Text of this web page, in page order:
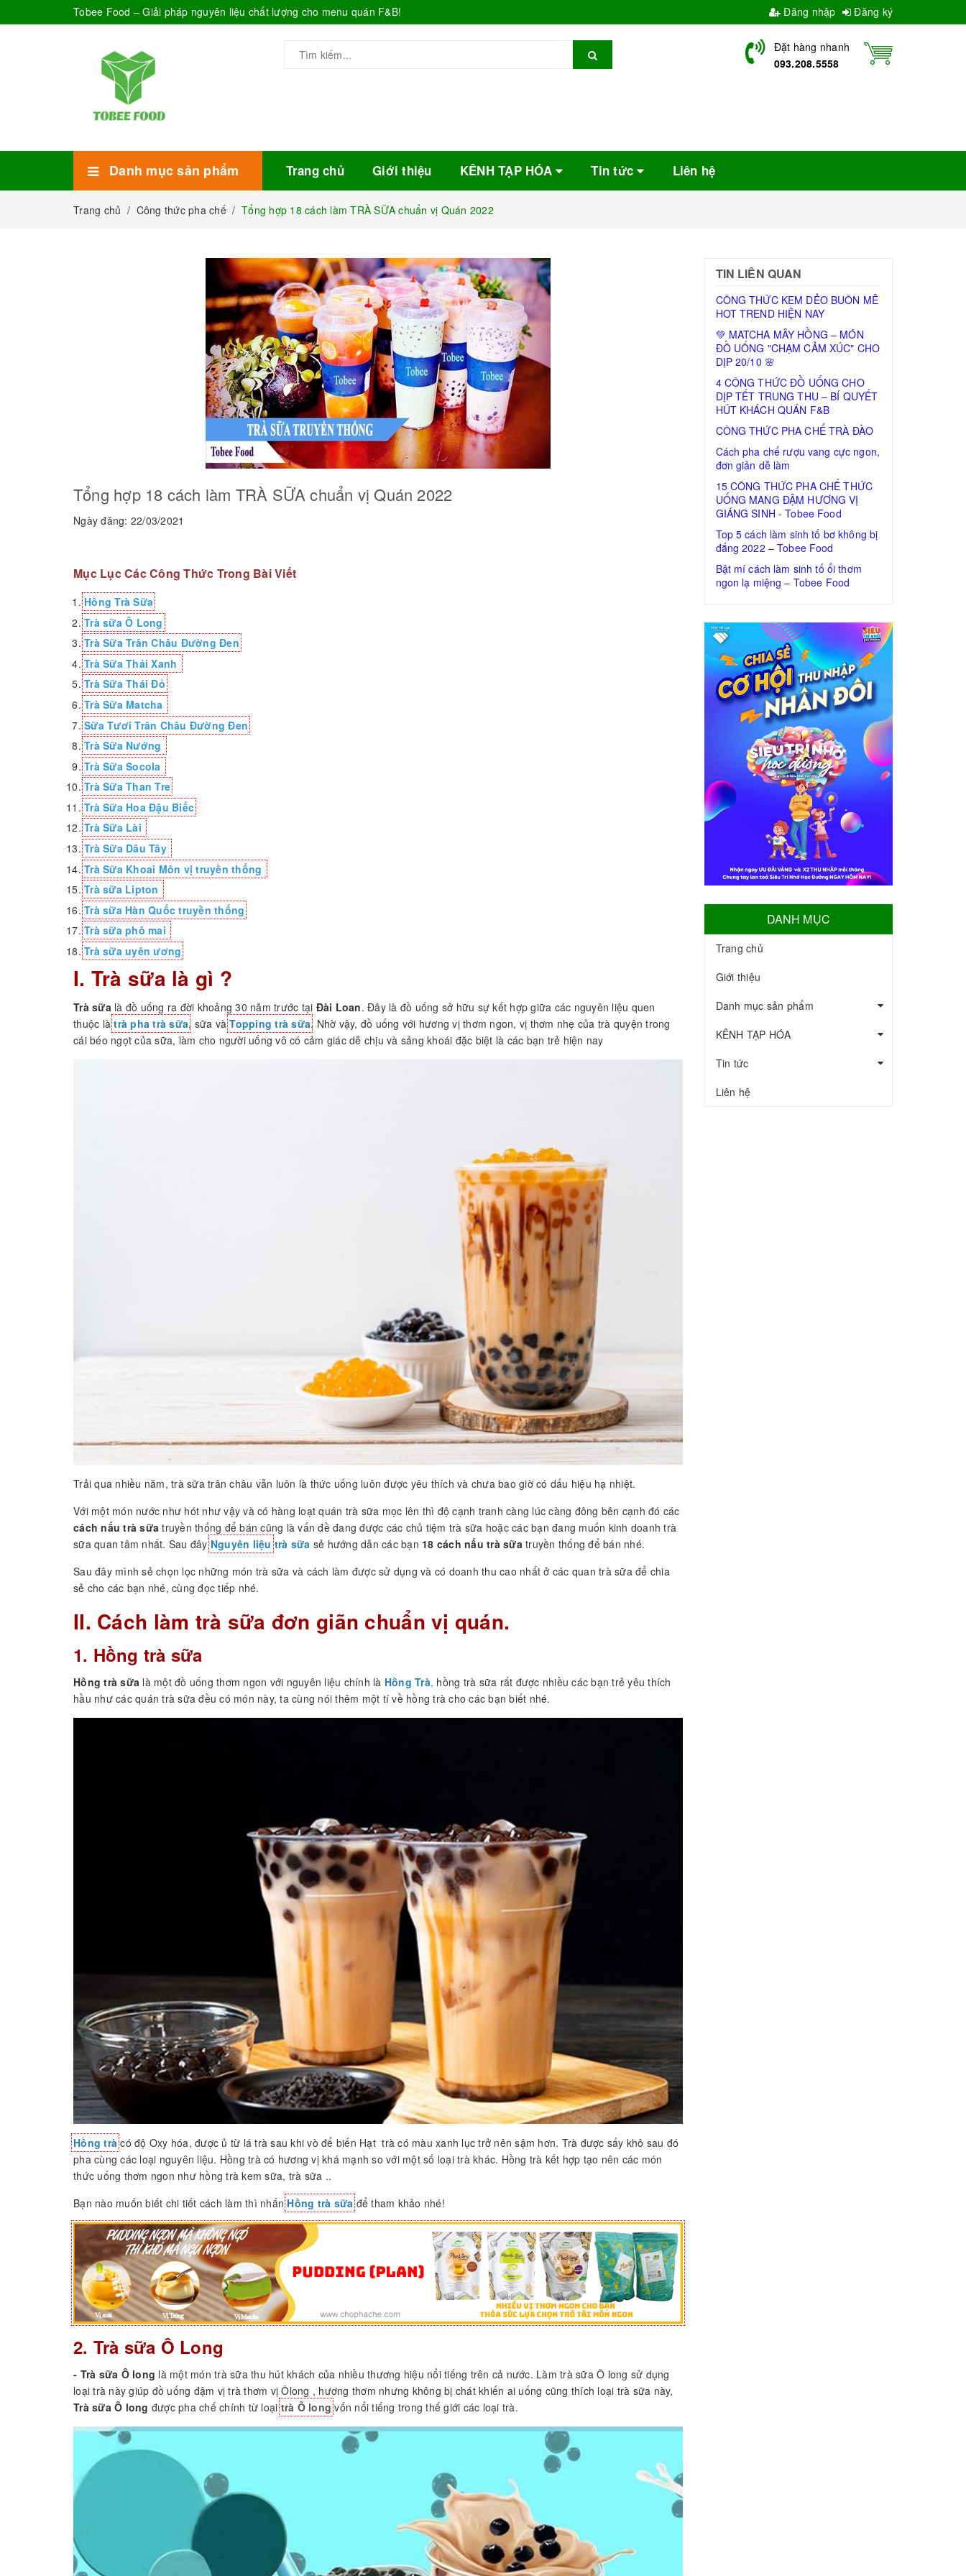
Tobee Food – Giải pháp nguyên liệu chất lượng cho menu quán F&B! Đăng nhập Đăng ký
Đặt hàng nhanh
093.208.5558
Danh mục sản phẩm Trang chủ Giới thiệu KÊNH TẠP HÓA Tin tức Liên hệ
Trang chủ / Công thức pha chế / Tổng hợp 18 cách làm TRÀ SỮA chuẩn vị Quán 2022
Tổng hợp 18 cách làm TRÀ SỮA chuẩn vị Quán 2022
Ngày đăng: 22/03/2021
Mục Lục Các Công Thức Trong Bài Viết
Hồng Trà Sữa
Trà sữa Ô Long
Trà Sữa Trân Châu Đường Đen
Trà Sữa Thái Xanh
Trà Sữa Thái Đỏ
Trà Sữa Matcha
Sữa Tươi Trân Châu Đường Đen
Trà Sữa Nướng
Trà Sữa Socola
Trà Sữa Than Tre
Trà Sữa Hoa Đậu Biếc
Trà Sữa Lài
Trà Sữa Dâu Tây
Trà Sữa Khoai Môn vị truyền thống
Trà sữa Lipton
Trà sữa Hàn Quốc truyền thống
Trà sữa phô mai
Trà sữa uyên ương
I. Trà sữa là gì ?
Trà sữa là đồ uống ra đời khoảng 30 năm trước tại Đài Loan. Đây là đồ uống sở hữu sự kết hợp giữa các nguyên liệu quen
thuộc làtrà pha trà sữa, sữa vàTopping trà sữa. Nhờ vậy, đồ uống với hương vị thơm ngon, vị thơm nhẹ của trà quyện trong
cái béo ngọt của sữa, làm cho người uống vô có cảm giác dễ chịu và sảng khoái đặc biệt là các bạn trẻ hiện nay
Trải qua nhiều năm, trà sữa trân châu vẫn luôn là thức uống luôn được yêu thích và chưa bao giờ có dấu hiệu hạ nhiệt.
Với một món nước như hót như vậy và có hàng loạt quán trà sữa mọc lên thì độ cạnh tranh càng lúc càng đông bên cạnh đó các
cách nấu trà sữa truyền thống để bán cũng là vấn đề đang được các chủ tiệm trà sữa hoặc các bạn đang muốn kinh doanh trà
sữa quan tâm nhất. Sau đâyNguyên liệu trà sữa sẻ hướng dẫn các bạn 18 cách nấu trà sữatruyền thống để bán nhé.
Sau đây mình sẻ chọn lọc những món trà sữa và cách làm được sử dụng và có doanh thu cao nhất ở các quan trà sữa để chia
sẻ cho các bạn nhé, cùng đọc tiếp nhé.
II. Cách làm trà sữa đơn giãn chuẩn vị quán.
1. Hồng trà sữa
Hồng trà sữa là một đồ uống thơm ngon với nguyên liệu chính là Hồng Trà, hồng trà sữa rất được nhiều các bạn trẻ yêu thích
hầu như các quán trà sữa đều có món này, ta cùng nói thêm một tí về hồng trà cho các bạn biết nhé.
Hồng trà có độ Oxy hóa, được ủ từ lá trà sau khi vò để biến Hạt trà có màu xanh lục trở nên sậm hơn. Trà được sấy khô sau đó
pha cùng các loại nguyên liệu. Hồng trà có hương vị khá mạnh so với một số loại trà khác. Hồng trà kết hợp tạo nên các món
thức uống thơm ngon như hồng trà kem sữa, trà sữa ..
Bạn nào muốn biết chi tiết cách làm thì nhấnHồng trà sữa để tham khảo nhé!
2. Trà sữa Ô Long
- Trà sữa Ô long là một món trà sữa thu hút khách của nhiều thương hiệu nổi tiếng trên cả nước. Làm trà sữa Ô long sử dụng
loại trà này giúp đồ uống đậm vị trà thơm vị Ôlong , hương thơm nhưng không bị chát khiến ai uống cũng thích loại trà sữa này,
Trà sữa Ô long được pha chế chính từ loạitrà Ô longvốn nổi tiếng trong thế giới các loại trà.
TIN LIÊN QUAN
CÔNG THỨC KEM DẺO BUÔN MÊ
HOT TREND HIỆN NAY
💚 MATCHA MÂY HỒNG – MÓN
ĐỒ UỐNG "CHẠM CẢM XÚC" CHO
DỊP 20/10 🌸
4 CÔNG THỨC ĐỒ UỐNG CHO
DỊP TẾT TRUNG THU – BÍ QUYẾT
HÚT KHÁCH QUÁN F&B
CÔNG THỨC PHA CHẾ TRÀ ĐÀO
Cách pha chế rượu vang cực ngon,
đơn giản dễ làm
15 CÔNG THỨC PHA CHẾ THỨC
UỐNG MANG ĐẬM HƯƠNG VỊ
GIÁNG SINH - Tobee Food
Top 5 cách làm sinh tố bơ không bị
đắng 2022 – Tobee Food
Bật mí cách làm sinh tố ổi thơm
ngon lạ miệng – Tobee Food
DANH MỤC
Trang chủ
Giới thiệu
Danh mục sản phẩm
KÊNH TẠP HÓA
Tin tức
Liên hệ